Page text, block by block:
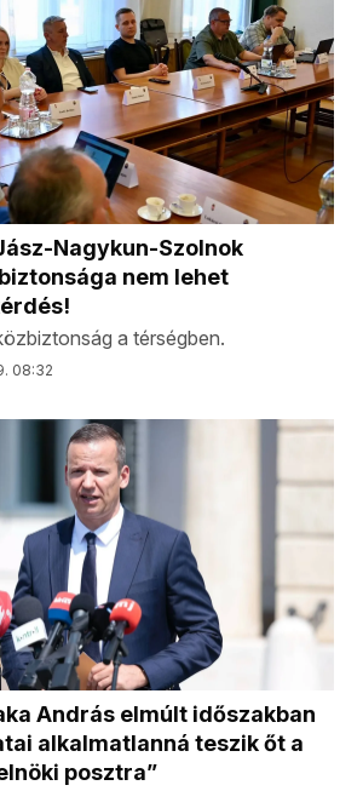
Nagykun-Szolnok
nem lehet
a térségben.
08:32
András elmúlt időszakban
alkalmatlanná teszik őt a
posztra”